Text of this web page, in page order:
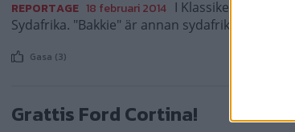
REPORTAGE 18 februari 2014 I Klassiker 2/2014
Sydafrika. "Bakkie" är annan sydafrikansk
Gasa (3)
Grattis Ford Cortina!